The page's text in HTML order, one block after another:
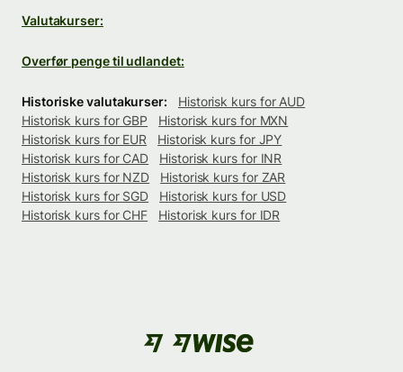
Valutakurser:
Overfør penge til udlandet:
Historiske valutakurser:
Historisk kurs for AUD
Historisk kurs for GBP
Historisk kurs for MXN
Historisk kurs for EUR
Historisk kurs for JPY
Historisk kurs for CAD
Historisk kurs for INR
Historisk kurs for NZD
Historisk kurs for ZAR
Historisk kurs for SGD
Historisk kurs for USD
Historisk kurs for CHF
Historisk kurs for IDR